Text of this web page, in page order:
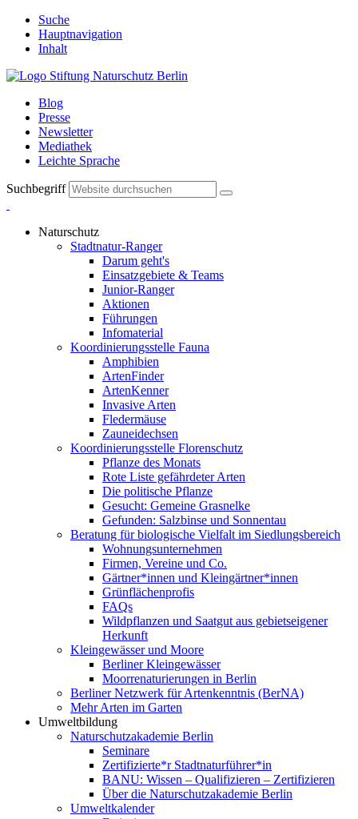
Suche
Hauptnavigation
Inhalt
Blog
Presse
Newsletter
Mediathek
Leichte Sprache
Suchbegriff
Naturschutz
Stadtnatur-Ranger
Darum geht's
Einsatzgebiete & Teams
Junior-Ranger
Aktionen
Führungen
Infomaterial
Koordinierungsstelle Fauna
Amphibien
ArtenFinder
ArtenKenner
Invasive Arten
Fledermäuse
Zauneidechsen
Koordinierungsstelle Florenschutz
Pflanze des Monats
Rote Liste gefährdeter Arten
Die politische Pflanze
Gesucht: Gemeine Grasnelke
Gefunden: Salzbinse und Sonnentau
Beratung für biologische Vielfalt im Siedlungsbereich
Wohnungsunternehmen
Firmen, Vereine und Co.
Gärtner*innen und Kleingärtner*innen
Grünflächenprofis
FAQs
Wildpflanzen und Saatgut aus gebietseigener
Herkunft
Kleingewässer und Moore
Berliner Kleingewässer
Moorrenaturierungen in Berlin
Berliner Netzwerk für Artenkenntnis (BerNA)
Mehr Arten im Garten
Umweltbildung
Naturschutzakademie Berlin
Seminare
Zertifizierte*r Stadtnaturführer*in
BANU: Wissen – Qualifizieren – Zertifizieren
Über die Naturschutzakademie Berlin
Umweltkalender